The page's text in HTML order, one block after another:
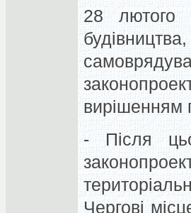
28 лютого
вирішенням
- Після
Чергові